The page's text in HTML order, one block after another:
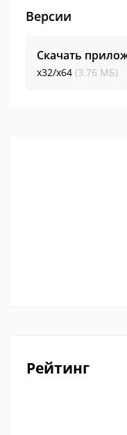
Версии
Скачать
x32/x64 (3.76 МБ)
Рейтинг